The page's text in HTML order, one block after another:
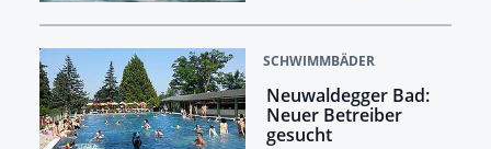
SCHWIMMBÄDER
Neuwaldegger Bad:
Neuer Betreiber
gesucht